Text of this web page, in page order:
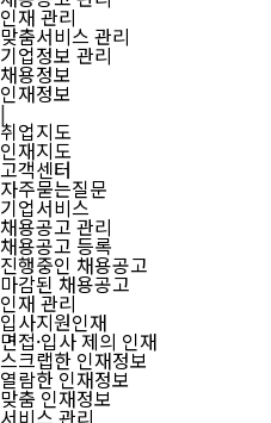
인재 관리
맞춤서비스 관리
기업정보 관리
채용정보
인재정보
|
취업지도
인재지도
고객센터
자주묻는질문
기업서비스
채용공고 관리
채용공고 등록
진행중인 채용공고
마감된 채용공고
인재 관리
입사지원인재
면접·입사 제의 인재
스크랩한 인재정보
열람한 인재정보
맞춤 인재정보
서비스 관리